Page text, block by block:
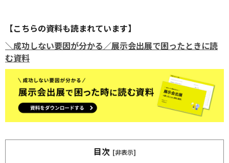
【こちらの資料も読まれています】
＼成功しない要因が分かる／展示会出展で困ったときに読
む資料
目次 [非表示]